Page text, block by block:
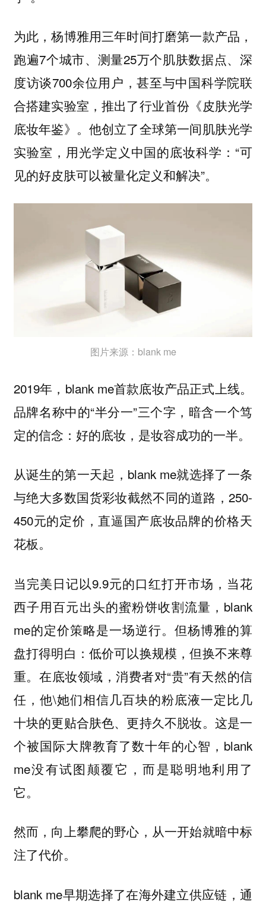
为此，杨博雅用三年时间打磨第一款产品，
跑遍7个城市、测量25万个肌肤数据点、深
度访谈700余位用户，甚至与中国科学院联
合搭建实验室，推出了行业首份《皮肤光学
底妆年鉴》。他创立了全球第一间肌肤光学
实验室，用光学定义中国的底妆科学：“可
见的好皮肤可以被量化定义和解决”。
图片来源：blank me
2019年，blank me首款底妆产品正式上线。
品牌名称中的“半分一”三个字，暗含一个笃
定的信念：好的底妆，是妆容成功的一半。
从诞生的第一天起，blank me就选择了一条
与绝大多数国货彩妆截然不同的道路，250-
450元的定价，直逼国产底妆品牌的价格天
花板。
当完美日记以9.9元的口红打开市场，当花
西子用百元出头的蜜粉饼收割流量，blank
me的定价策略是一场逆行。但杨博雅的算
盘打得明白：低价可以换规模，但换不来尊
重。在底妆领域，消费者对“贵”有天然的信
任，他\她们相信几百块的粉底液一定比几
十块的更贴合肤色、更持久不脱妆。这是一
个被国际大牌教育了数十年的心智，blank
me没有试图颠覆它，而是聪明地利用了
它。
然而，向上攀爬的野心，从一开始就暗中标
注了代价。
blank me早期选择了在海外建立供应链，通